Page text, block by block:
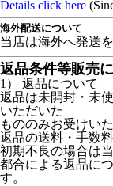
Details click here
海外配送について
当店は海外へ発送
返品条件等販売
1） 返品について
返品は未開封・未
いただいた
もののみお受けいた
返品の送料・手数
初期不良の場合は
都合による返品に
す。